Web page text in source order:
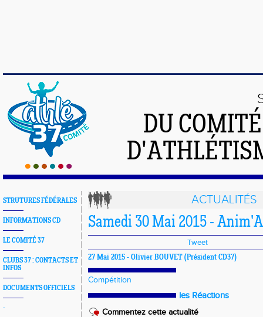
DU
STRUTURES FÉDÉRALES
INFORMATIONS CD
LE COMITÉ 37
CLUBS 37 : CONTACTS ET
INFOS
DOCUMENTS OFFICIELS
-
ACTUALITÉS
Samedi 30 Mai 2015 -
Tweet
27 Mai 2015 - Olivier BOUVET (Président CD37)
Compétition
les Réactions
Commentez cette actualité